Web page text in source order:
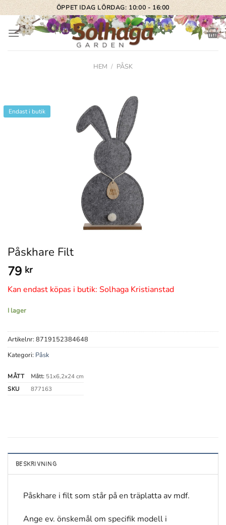
Skip
to
content
ÖPPET IDAG LÖRDAG: 10:00 - 16:00
HEM / PÅSK
Endast i butik
Påskhare Filt
79 kr
Kan endast köpas i butik: Solhaga Kristianstad
I lager
Artikelnr: 8719152384648
Kategori: Påsk
MÅTT Mått:51x6,2x24 cm
SKU
877163
BESKRIVNING
Påskhare i filt som står på en träplatta av mdf.
Ange ev. önskemål om specifik modell i